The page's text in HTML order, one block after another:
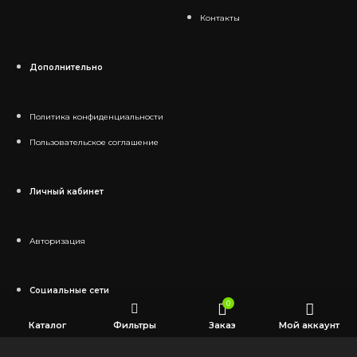
Контакты
Дополнительно
Политика конфиденциальности
Пользовательское соглашение
Личный кабинет
Авторизация
Социальные сети
Каталог Фильтры
0
Заказ Мой аккаунт